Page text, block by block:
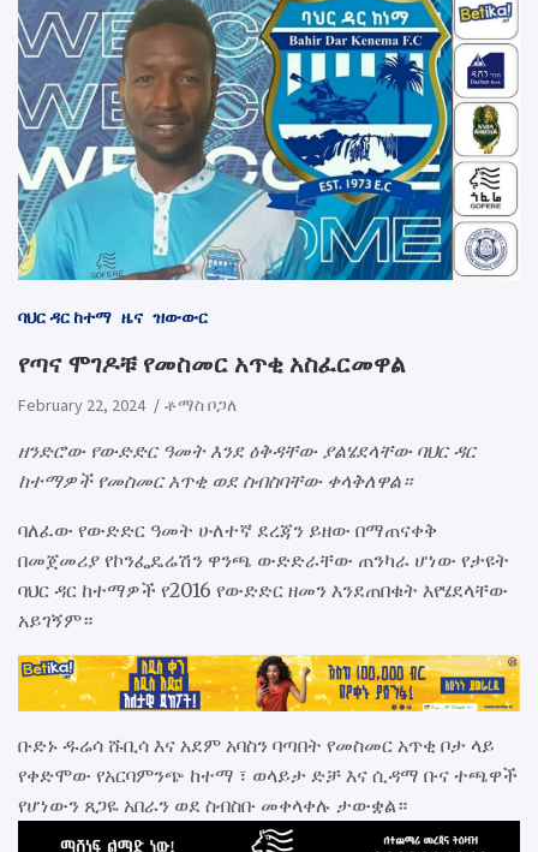
ባህር ዳር ከተማ ዜና ዝውውር
የጣና ሞገዶቹ የመስመር አጥቂ አስፈርመዋል
February 22, 2024 ቶማስ ቦጋለ
ዘንድሮው የውድድር ዓመት እንደ ዕቅዳቸው ያልሄደላቸው ባህር ዳር
ከተማዎች የመስመር አጥቂ ወደ ስብስባቸው ቀላቅለዋል።
ባለፈው የውድድር ዓመት ሁለተኛ ደረጃን ይዘው በማጠናቀቅ
በመጀመሪያ የኮንፌዴሬሽን ዋንጫ ውድድራቸው ጠንካራ ሆነው የታዩት
ባህር ዳር ከተማዎች የ2016 የውድድር ዘመን እንደጠበቁት እየሄደላቸው
አይገኝም።
ቡድኑ ዱሬሳ ሹቢሳ እና አደም አባስን ባጣበት የመስመር አጥቂ ቦታ ላይ
የቀድሞው የአርባምንጭ ከተማ ፣ ወላይታ ድቻ እና ሲዳማ ቡና ተጫዋች
የሆነውን ጸጋዬ አበራን ወደ ስብስቡ መቀላቀሉ ታውቋል።